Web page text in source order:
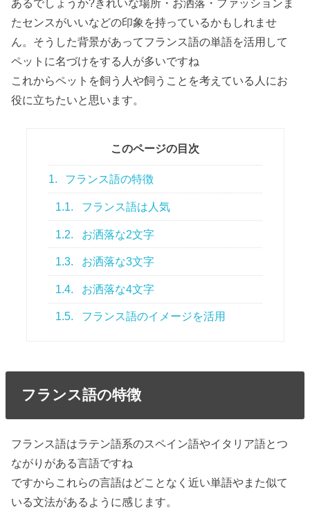
あるでしょうか?きれいな場所・ お洒落・ファッション ま
たセンスがいいなどの印象を持っているかもしれませ
ん。そうした背景があってフランス語の単語を活用して
ペットに名づけをする人が多いですね
これからペットを飼う人や飼うことを考えている人にお
役に立ちたいと思います。
このページの目次
1. フランス語の特徴
1.1. フランス語は人気
1.2. お洒落な2文字
1.3. お洒落な3文字
1.4. お洒落な4文字
1.5. フランス語のイメージを活用
フランス語の特徴
フランス語はラテン語系のスペイン語やイタリア語とつ
ながりがある言語ですね
ですからこれらの言語はどことなく近い単語やまた似て
いる文法があるように感じます。